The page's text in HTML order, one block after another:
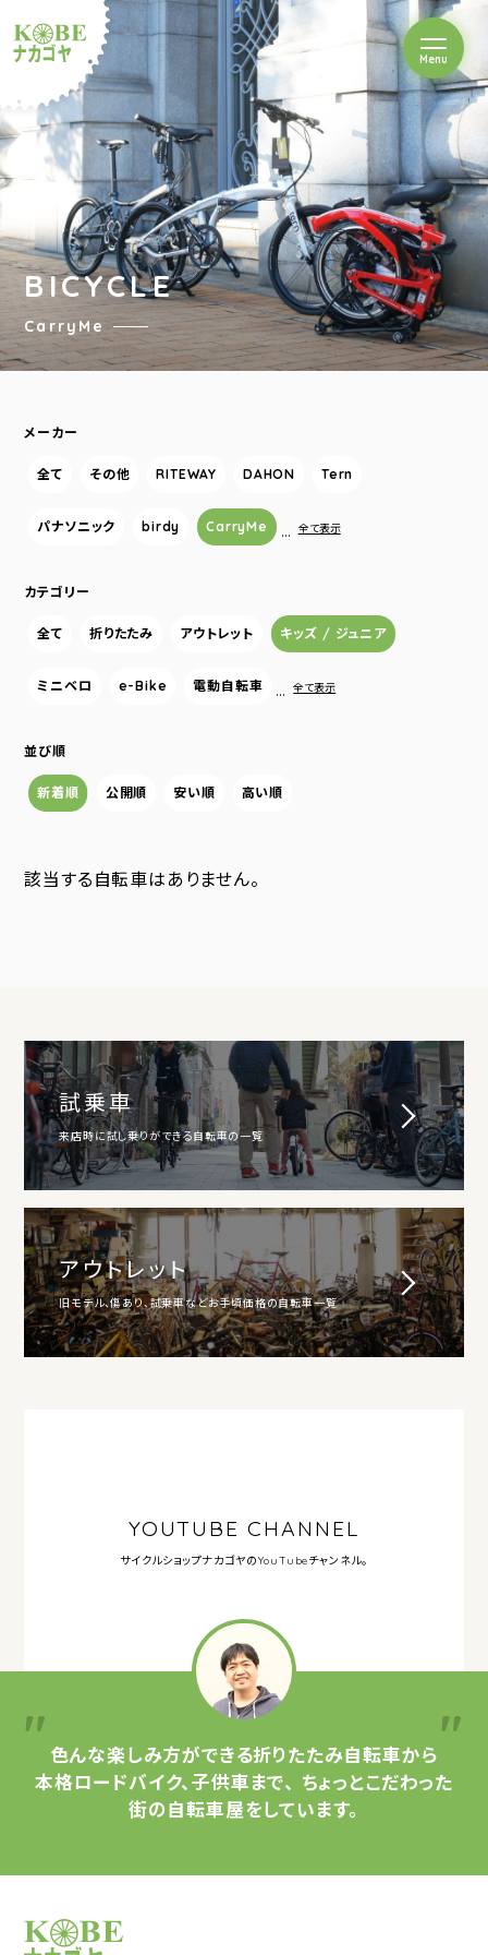
ルショップナカゴヤ
Menuを開閉
BICYCLE
CarryMe
メーカー
全て その他 RITEWAY DAHON Tern
パナソニック birdy CarryMe … 全て表示
カテゴリー
全て 折りたたみ アウトレット キッズ / ジュニア
ミニベロ e-Bike 電動自転車 … 全て表示
並び順
新着順 公開順 安い順 高い順
該当する自転車はありません。
試乗車
来店時に試し乗りができる自転車の一覧
アウトレット
旧モデル、傷あり、試乗車などお手頃価格の自転車一覧
YOUTUBE CHANNEL
サイクルショップナカゴヤのYouTubeチャンネル。
色んな楽しみ方ができる折りたたみ自転車から
本格ロードバイク、子供車まで、 ちょっとこだわった
街の自転車屋をしています。
サイクルショップナカゴヤ